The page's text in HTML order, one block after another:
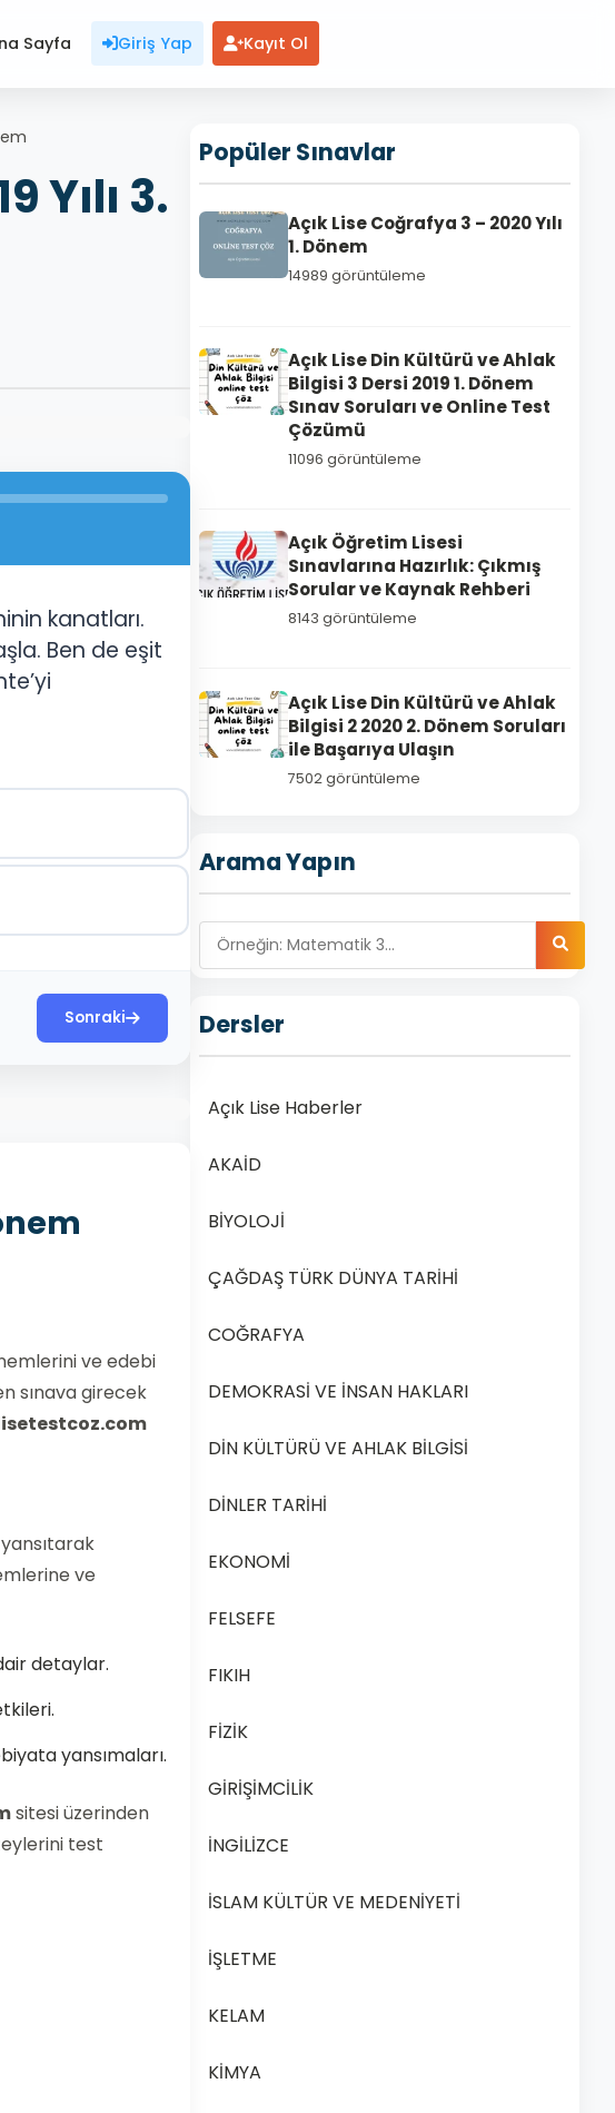
Sayfa Giriş Yap Kayıt Ol
Yılı 3.
kanatları.
Ben de eşit
Sonraki
ve edebi
sınava girecek
ve
detaylar.
yansımaları.
sitesi üzerinden
test
Popüler Sınavlar
Açık Lise Coğrafya 3 – 2020 Yılı
1. Dönem
14989 görüntüleme
Açık Lise Din Kültürü ve Ahlak
Bilgisi 3 Dersi 2019 1. Dönem
Sınav Soruları ve Online Test
Çözümü
11096 görüntüleme
Açık Öğretim Lisesi
Sınavlarına Hazırlık: Çıkmış
Sorular ve Kaynak Rehberi
8143 görüntüleme
Açık Lise Din Kültürü ve Ahlak
Bilgisi 2 2020 2. Dönem Soruları
ile Başarıya Ulaşın
7502 görüntüleme
Arama Yapın
Dersler
Açık Lise Haberler
AKAİD
BİYOLOJİ
ÇAĞDAŞ TÜRK DÜNYA TARİHİ
COĞRAFYA
DEMOKRASİ VE İNSAN HAKLARI
DİN KÜLTÜRÜ VE AHLAK BİLGİSİ
DİNLER TARİHİ
EKONOMİ
FELSEFE
FIKIH
FİZİK
GİRİŞİMCİLİK
İNGİLİZCE
İSLAM KÜLTÜR VE MEDENİYETİ
İŞLETME
KELAM
KİMYA